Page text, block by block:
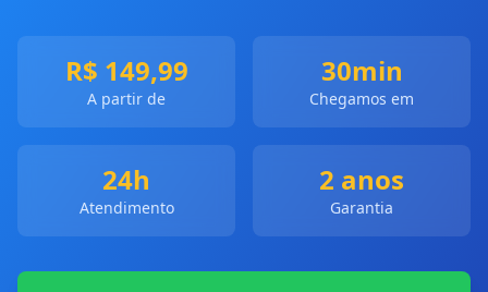
R$ 149,99
A partir de
30min
Chegamos em
24h
Atendimento
2 anos
Garantia